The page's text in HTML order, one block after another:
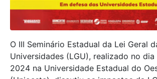
O III Seminário Estadual da Lei Geral
Universidades (LGU), realizado no
2024 na Universidade Estadual do